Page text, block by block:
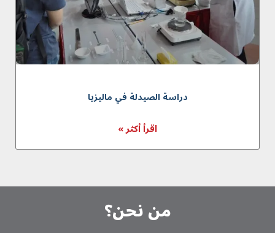
دراسة الصيدلة في ماليزيا
اقرأ أكثر »
من نحن؟